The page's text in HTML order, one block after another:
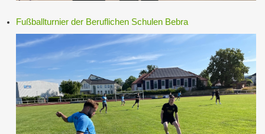
Fußballturnier der Beruflichen Schulen Bebra